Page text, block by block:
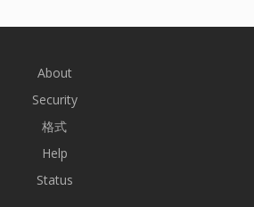
About
Security
格式
Help
Status